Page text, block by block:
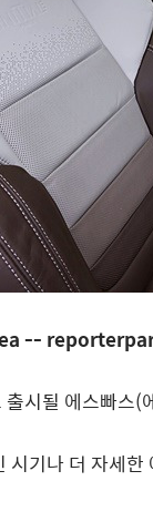
--
출시될 에스빠스(
시기나 더 자세